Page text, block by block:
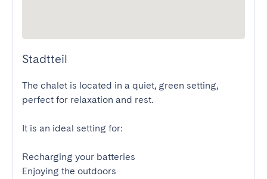
Stadtteil
The chalet is located in a quiet, green setting,
perfect for relaxation and rest.
It is an ideal setting for:
Recharging your batteries
Enjoying the outdoors